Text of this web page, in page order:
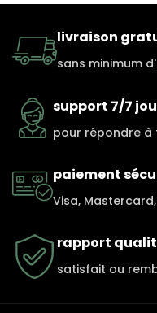
livraison
sans minimum
support 7/7
pour répondre à
paiement
Visa, Mastercard,
rapport
satisfait ou